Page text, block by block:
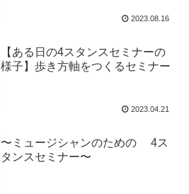
2023.08.16
【ある日の4スタンスセミナーの
様子】歩き方軸をつくるセミナー
2023.04.21
〜ミュージシャンのための 4ス
タンスセミナー〜